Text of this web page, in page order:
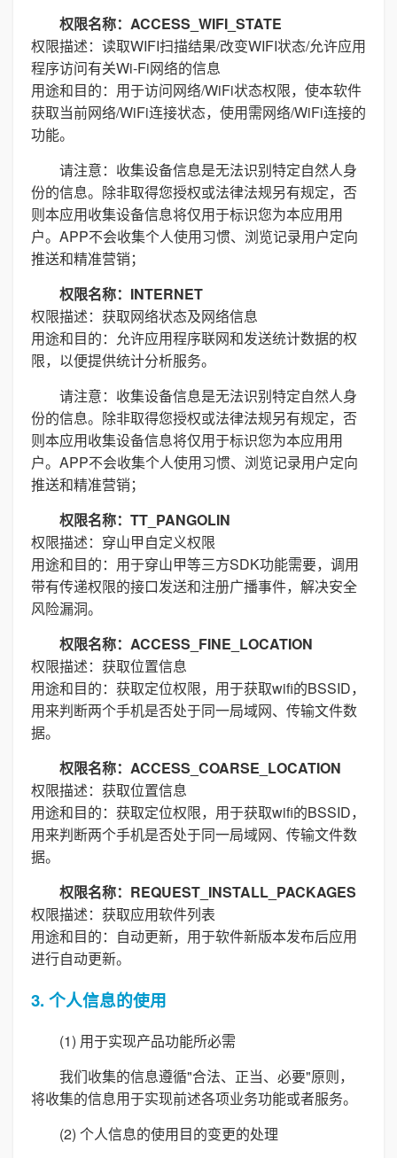
权限名称：ACCESS_WIFI_STATE
权限描述：读取WIFI扫描结果/改变WIFI状态/允许应用
程序访问有关Wi-Fi网络的信息
用途和目的：用于访问网络/WiFi状态权限，使本软件
获取当前网络/WiFi连接状态，使用需网络/WiFi连接的
功能。
请注意：收集设备信息是无法识别特定自然人身
份的信息。除非取得您授权或法律法规另有规定，否
则本应用收集设备信息将仅用于标识您为本应用用
户。APP不会收集个人使用习惯、浏览记录用户定向
推送和精准营销；
权限名称：INTERNET
权限描述：获取网络状态及网络信息
用途和目的：允许应用程序联网和发送统计数据的权
限，以便提供统计分析服务。
请注意：收集设备信息是无法识别特定自然人身
份的信息。除非取得您授权或法律法规另有规定，否
则本应用收集设备信息将仅用于标识您为本应用用
户。APP不会收集个人使用习惯、浏览记录用户定向
推送和精准营销；
权限名称：TT_PANGOLIN
权限描述：穿山甲自定义权限
用途和目的：用于穿山甲等三方SDK功能需要，调用
带有传递权限的接口发送和注册广播事件，解决安全
风险漏洞。
权限名称：ACCESS_FINE_LOCATION
权限描述：获取位置信息
用途和目的：获取定位权限，用于获取wifi的BSSID，
用来判断两个手机是否处于同一局域网、传输文件数
据。
权限名称：ACCESS_COARSE_LOCATION
权限描述：获取位置信息
用途和目的：获取定位权限，用于获取wifi的BSSID，
用来判断两个手机是否处于同一局域网、传输文件数
据。
权限名称：REQUEST_INSTALL_PACKAGES
权限描述：获取应用软件列表
用途和目的：自动更新，用于软件新版本发布后应用
进行自动更新。
3. 个人信息的使用
(1) 用于实现产品功能所必需
我们收集的信息遵循"合法、正当、必要"原则，
将收集的信息用于实现前述各项业务功能或者服务。
(2) 个人信息的使用目的变更的处理